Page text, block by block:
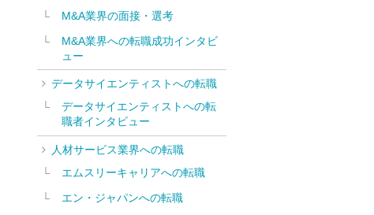
M&A業界の面接・選考
M&A業界への転職成功インタビ
ュー
データサイエンティストへの転職
データサイエンティストへの転
職者インタビュー
人材サービス業界への転職
エムスリーキャリアへの転職
エン・ジャパンへの転職